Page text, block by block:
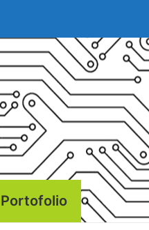
Portofolio